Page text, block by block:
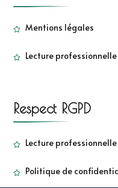
Mentions légales
Lecture professionnelle
Respect RGPD
Lecture professionnelle
Politique de